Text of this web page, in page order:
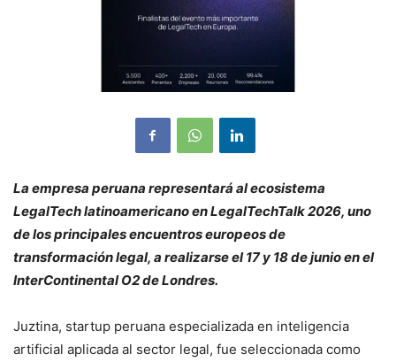
La empresa peruana representará al ecosistema
LegalTech latinoamericano en LegalTechTalk 2026, uno
de los principales encuentros europeos de
transformación legal, a realizarse el 17 y 18 de junio en el
InterContinental O2 de Londres.
Juztina, startup peruana especializada en inteligencia
artificial aplicada al sector legal, fue seleccionada como